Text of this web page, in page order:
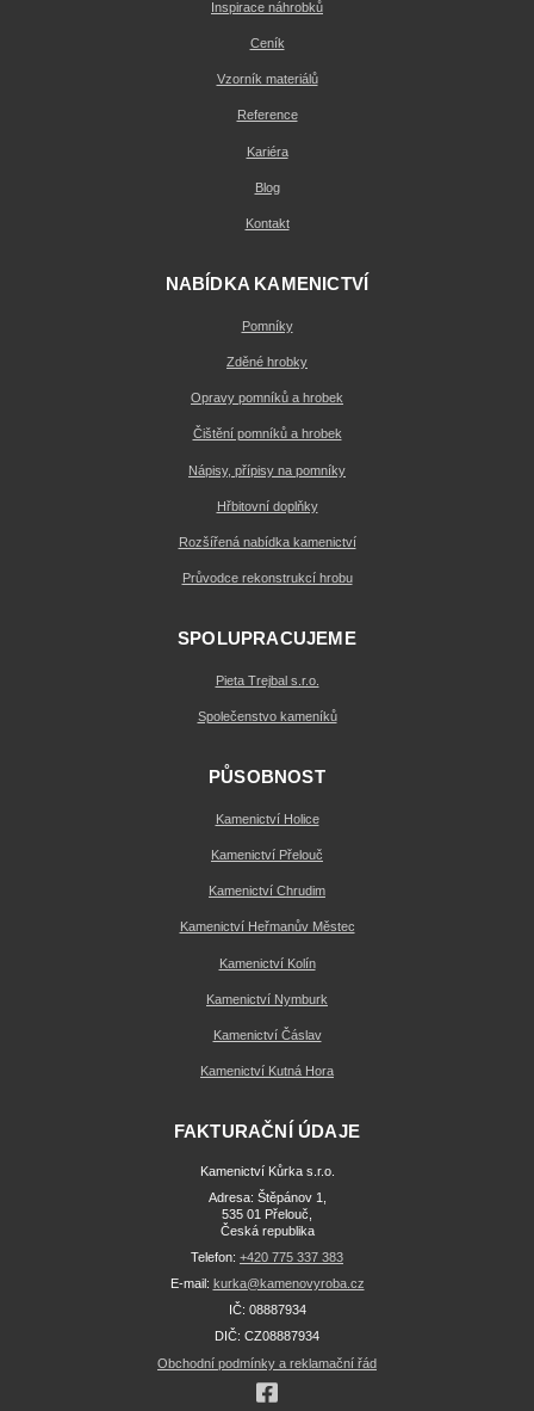
Inspirace náhrobků
Ceník
Vzorník materiálů
Reference
Kariéra
Blog
Kontakt
NABÍDKA KAMENICTVÍ
Pomníky
Zděné hrobky
Opravy pomníků a hrobek
Čištění pomníků a hrobek
Nápisy, přípisy na pomníky
Hřbitovní doplňky
Rozšířená nabídka kamenictví
Průvodce rekonstrukcí hrobu
SPOLUPRACUJEME
Pieta Trejbal s.r.o.
Společenstvo kameníků
PŮSOBNOST
Kamenictví Holice
Kamenictví Přelouč
Kamenictví Chrudim
Kamenictví Heřmanův Městec
Kamenictví Kolín
Kamenictví Nymburk
Kamenictví Čáslav
Kamenictví Kutná Hora
FAKTURAČNÍ ÚDAJE
Kamenictví Kůrka s.r.o.
Adresa: Štěpánov 1,
535 01 Přelouč,
Česká republika
Telefon: +420 775 337 383
E-mail: kurka@kamenovyroba.cz
IČ: 08887934
DIČ: CZ08887934
Obchodní podmínky a reklamační řád